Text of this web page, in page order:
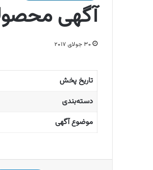
آگهی
۳۰ جولای ۲۰۱۷
تاریخ پخش
دسته‌بندی
موضوع آگهی